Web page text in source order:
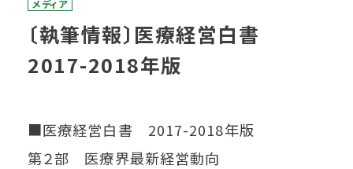
メディア
〔執筆情報〕医療経営白書
2017-2018年版
■医療経営白書 2017-2018年版
第２部 医療界最新経営動向